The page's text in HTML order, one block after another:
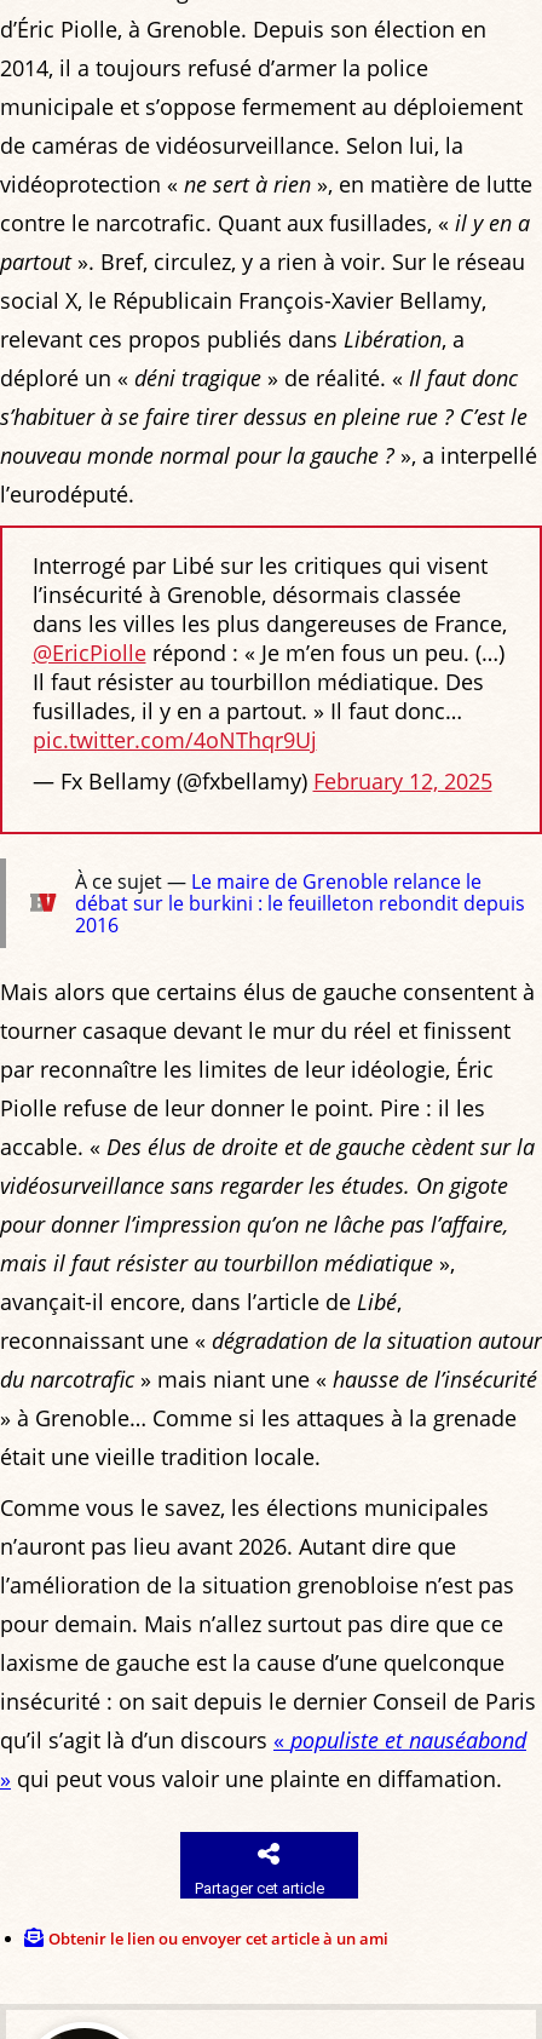
d’Éric Piolle, à Grenoble. Depuis son élection en
2014, il a toujours refusé d’armer la police
municipale et s’oppose fermement au déploiement
de caméras de vidéosurveillance. Selon lui, la
vidéoprotection « ne sert à rien », en matière de lutte
contre le narcotrafic. Quant aux fusillades, « il y en a
partout». Bref, circulez, y a rien à voir. Sur le réseau
social X, le Républicain François-Xavier Bellamy,
relevant ces propos publiés dans Libération, a
déploré un « déni tragique » de réalité. « Il faut donc
s’habituer à se faire tirer dessus en pleine rue ? C’est le
nouveau monde normal pour la gauche ? », a interpellé
l’eurodéputé.
Interrogé par Libé sur les critiques qui visent
l’insécurité à Grenoble, désormais classée
dans les villes les plus dangereuses de France,
@EricPiollerépond : « Je m’en fous un peu. (…)
Il faut résister au tourbillon médiatique. Des
fusillades, il y en a partout. » Il faut donc…
pic.twitter.com/4oNThqr9Uj
— Fx Bellamy (@fxbellamy) February 12, 2025
À ce sujet — Le maire de Grenoble relance le
débat sur le burkini : le feuilleton rebondit depuis
2016
Mais alors que certains élus de gauche consentent à
tourner casaque devant le mur du réel et finissent
par reconnaître les limites de leur idéologie, Éric
Piolle refuse de leur donner le point. Pire : il les
accable. « Des élus de droite et de gauche cèdent sur la
vidéosurveillance sans regarder les études. On gigote
pour donner l’impression qu’on ne lâche pas l’affaire,
mais il faut résister au tourbillon médiatique »,
avançait-il encore, dans l’article de Libé,
reconnaissant une « dégradation de la situation autour
du narcotrafic» mais niant une « hausse de l’insécurité
» à Grenoble… Comme si les attaques à la grenade
était une vieille tradition locale.
Comme vous le savez, les élections municipales
n’auront pas lieu avant 2026. Autant dire que
l’amélioration de la situation grenobloise n’est pas
pour demain. Mais n’allez surtout pas dire que ce
laxisme de gauche est la cause d’une quelconque
insécurité : on sait depuis le dernier Conseil de Paris
qu’il s’agit là d’un discours « populiste et nauséabond
» qui peut vous valoir une plainte en diffamation.
Partager cet article
Obtenir le lien ou envoyer cet article à un ami